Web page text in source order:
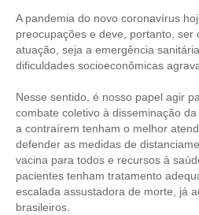
FGTS CORREÇÃO
LEGISLAÇÃO
LEI 4.950-A/1966 – PISO SALARIAL
LEI 5.194/1966 – REGULAMENTAÇÃO
LEI 6.496/1977 – ART
RES 1.002/2002 – CÓDIGO DE ÉTICA
A pandemia do novo coronavírus
preocupações e deve, portanto, ser
atuação, seja a emergência
dificuldades socioeconômicas
Nesse sentido, é nosso papel agir
combate coletivo à disseminação
a contraírem tenham o melhor
defender as medidas de
vacina para todos e recursos à
pacientes tenham tratamento
escalada assustadora de morte, já
brasileiros.